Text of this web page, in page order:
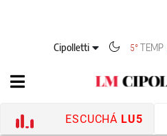
Cipolletti 5°TEMP
ESCUCHÁ LU5